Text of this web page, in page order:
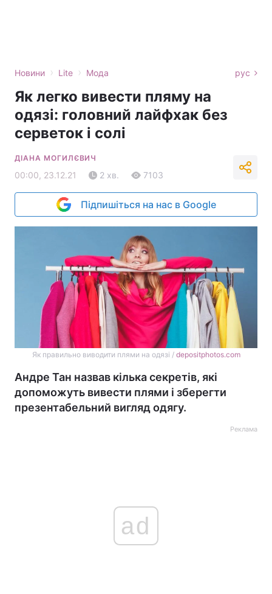
Новини › Lite › Мода рус
Як легко вивести пляму на
одязі: головний лайфхак без
серветок і солі
ДІАНА МОГИЛЄВИЧ
00:00, 23.12.21 2 хв. 7103
Підпишіться на нас в Google
Як правильно виводити плями на одязі / depositphotos.com
Андре Тан назвав кілька секретів, які
допоможуть вивести плями і зберегти
презентабельний вигляд одягу.
Реклама
ad